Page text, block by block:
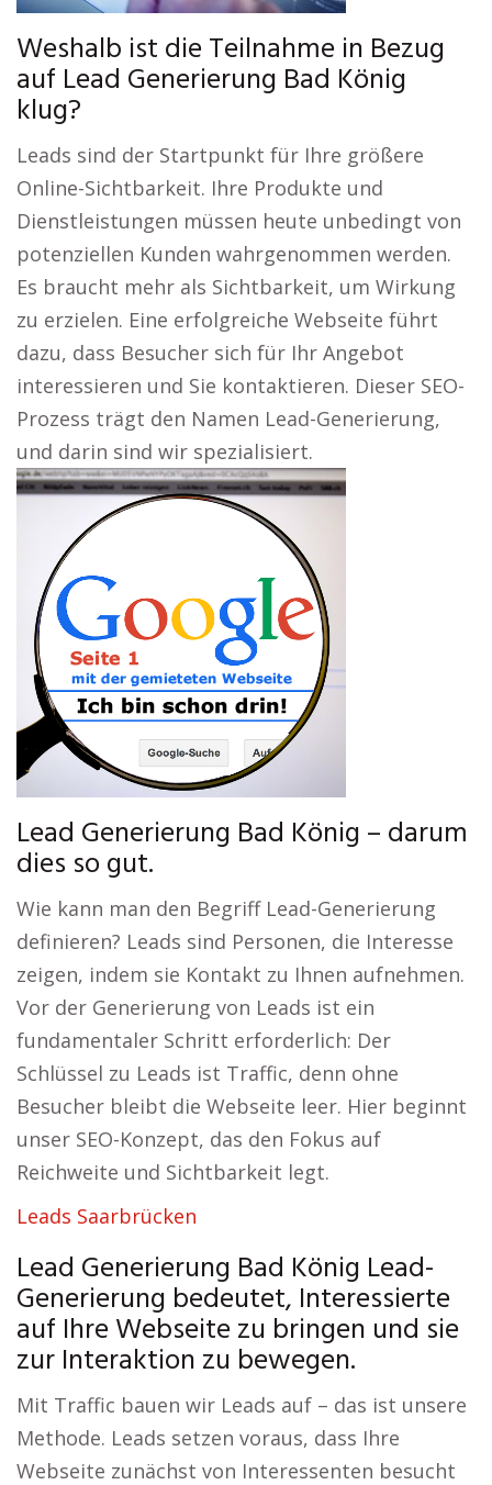
Weshalb ist die Teilnahme in Bezug
auf Lead Generierung Bad König
klug?
Leads sind der Startpunkt für Ihre größere
Online-Sichtbarkeit. Ihre Produkte und
Dienstleistungen müssen heute unbedingt von
potenziellen Kunden wahrgenommen werden.
Es braucht mehr als Sichtbarkeit, um Wirkung
zu erzielen. Eine erfolgreiche Webseite führt
dazu, dass Besucher sich für Ihr Angebot
interessieren und Sie kontaktieren. Dieser SEO-
Prozess trägt den Namen Lead-Generierung,
und darin sind wir spezialisiert.
Lead Generierung Bad König – darum
dies so gut.
Wie kann man den Begriff Lead-Generierung
definieren? Leads sind Personen, die Interesse
zeigen, indem sie Kontakt zu Ihnen aufnehmen.
Vor der Generierung von Leads ist ein
fundamentaler Schritt erforderlich: Der
Schlüssel zu Leads ist Traffic, denn ohne
Besucher bleibt die Webseite leer. Hier beginnt
unser SEO-Konzept, das den Fokus auf
Reichweite und Sichtbarkeit legt.
Leads Saarbrücken
Lead Generierung Bad König Lead-
Generierung bedeutet, Interessierte
auf Ihre Webseite zu bringen und sie
zur Interaktion zu bewegen.
Mit Traffic bauen wir Leads auf – das ist unsere
Methode. Leads setzen voraus, dass Ihre
Webseite zunächst von Interessenten besucht